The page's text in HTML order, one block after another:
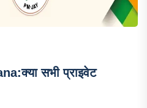
सभी प्राइवेट